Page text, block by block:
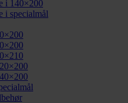
i 140×200
i specialmål